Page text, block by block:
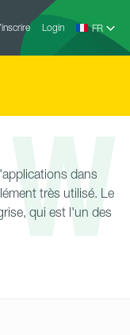
Login
dans
très utilisé. Le
qui est l'un des
W